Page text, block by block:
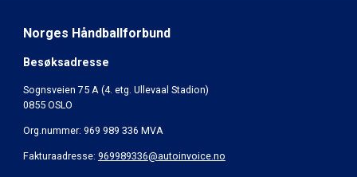
Norges Håndballforbund
Besøksadresse
Sognsveien 75 A (4. etg. Ullevaal Stadion)
0855 OSLO
Org.nummer: 969 989 336 MVA
Fakturaadresse: 969989336@autoinvoice.no